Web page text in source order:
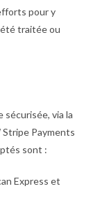
pour y
été traitée ou
sécurisée, via la
Payments
sont :
Express et